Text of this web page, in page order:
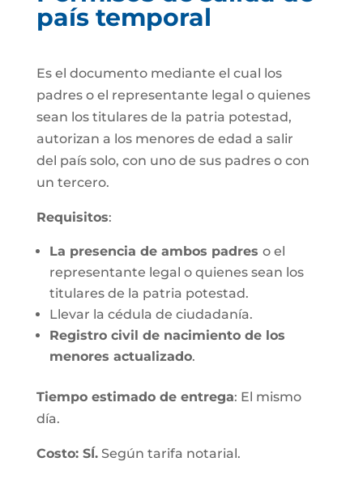
país temporal
Es el documento mediante el cual los
padres o el representante legal o quienes
sean los titulares de la patria potestad,
autorizan a los menores de edad a salir
del país solo, con uno de sus padres o con
un tercero.
Requisitos:
La presencia de ambos padres o el
representante legal o quienes sean los
titulares de la patria potestad.
Llevar la cédula de ciudadanía.
Registro civil de nacimiento de los
menores actualizado.
Tiempo estimado de entrega: El mismo
día.
Costo: SÍ.Según tarifa notarial.